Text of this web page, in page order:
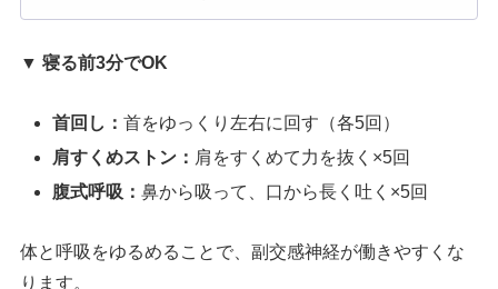
▼ 寝る前3分でOK
首回し：首をゆっくり左右に回す（各5回）
肩すくめストン： 肩をすくめて力を抜く×5回
腹式呼吸：鼻から吸って、口から長く吐く×5回
体と呼吸をゆるめることで、副交感神経が働きやすくな
ります。